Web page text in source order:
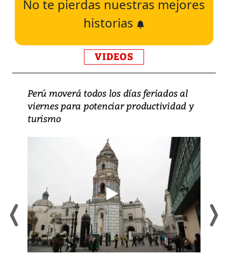
No te pierdas nuestras mejores
historias
VIDEOS
Perú moverá todos los días feriados al
viernes para potenciar productividad y
turismo